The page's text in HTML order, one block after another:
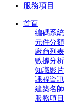
服務項目
首頁
編碼系統
元件分類
廠商列表
數據分析
知識影片
課程資訊
建築名師
服務項目